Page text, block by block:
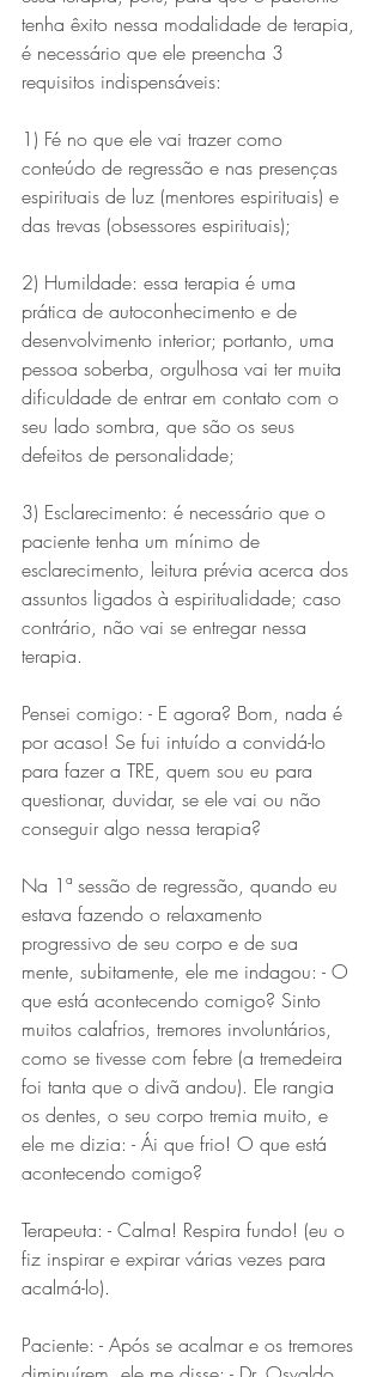
tenha êxito nessa modalidade de terapia,
é necessário que ele preencha 3
requisitos indispensáveis:
1) Fé no que ele vai trazer como
conteúdo de regressão e nas presenças
espirituais de luz (mentores espirituais) e
das trevas (obsessores espirituais);
2) Humildade: essa terapia é uma
prática de autoconhecimento e de
desenvolvimento interior; portanto, uma
pessoa soberba, orgulhosa vai ter muita
dificuldade de entrar em contato com o
seu lado sombra, que são os seus
defeitos de personalidade;
3) Esclarecimento: é necessário que o
paciente tenha um mínimo de
esclarecimento, leitura prévia acerca dos
assuntos ligados à espiritualidade; caso
contrário, não vai se entregar nessa
terapia.
Pensei comigo: - E agora? Bom, nada é
por acaso! Se fui intuído a convidá-lo
para fazer a TRE, quem sou eu para
questionar, duvidar, se ele vai ou não
conseguir algo nessa terapia?
Na 1ª sessão de regressão, quando eu
estava fazendo o relaxamento
progressivo de seu corpo e de sua
mente, subitamente, ele me indagou: - O
que está acontecendo comigo? Sinto
muitos calafrios, tremores involuntários,
como se tivesse com febre (a tremedeira
foi tanta que o divã andou). Ele rangia
os dentes, o seu corpo tremia muito, e
ele me dizia: - Ái que frio! O que está
acontecendo comigo?
Terapeuta: - Calma! Respira fundo! (eu o
fiz inspirar e expirar várias vezes para
acalmá-lo).
Paciente: - Após se acalmar e os tremores